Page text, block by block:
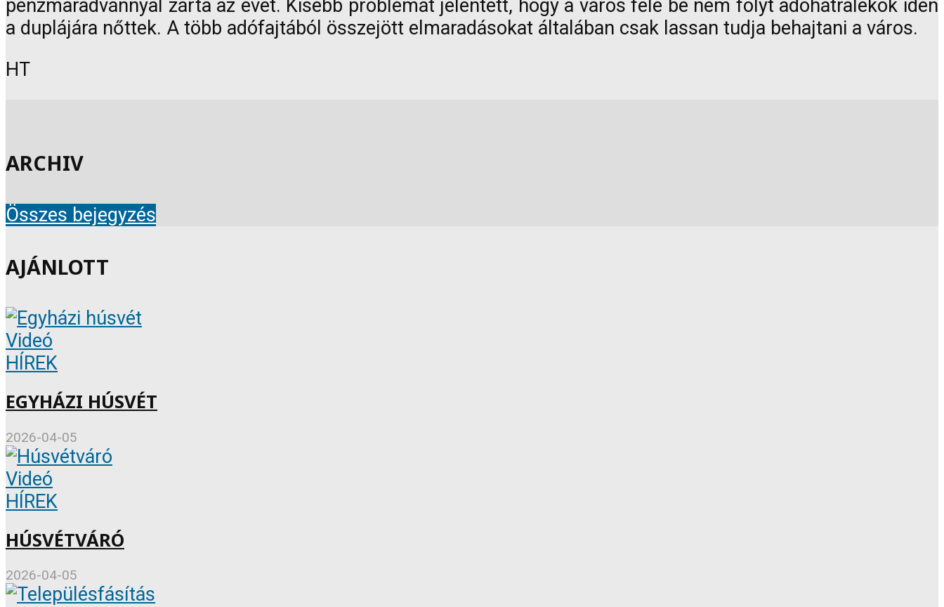
pénzmaradvánnyal zárta az évet. Kisebb problémát jelentett, hogy a város felé be nem folyt adóhátralékok idén
a duplájára nőttek. A több adófajtából összejött elmaradásokat általában csak lassan tudja behajtani a város.
HT
ARCHIV
Összes bejegyzés
AJÁNLOTT
Videó
HÍREK
EGYHÁZI HÚSVÉT
2026-04-05
Videó
HÍREK
HÚSVÉTVÁRÓ
2026-04-05